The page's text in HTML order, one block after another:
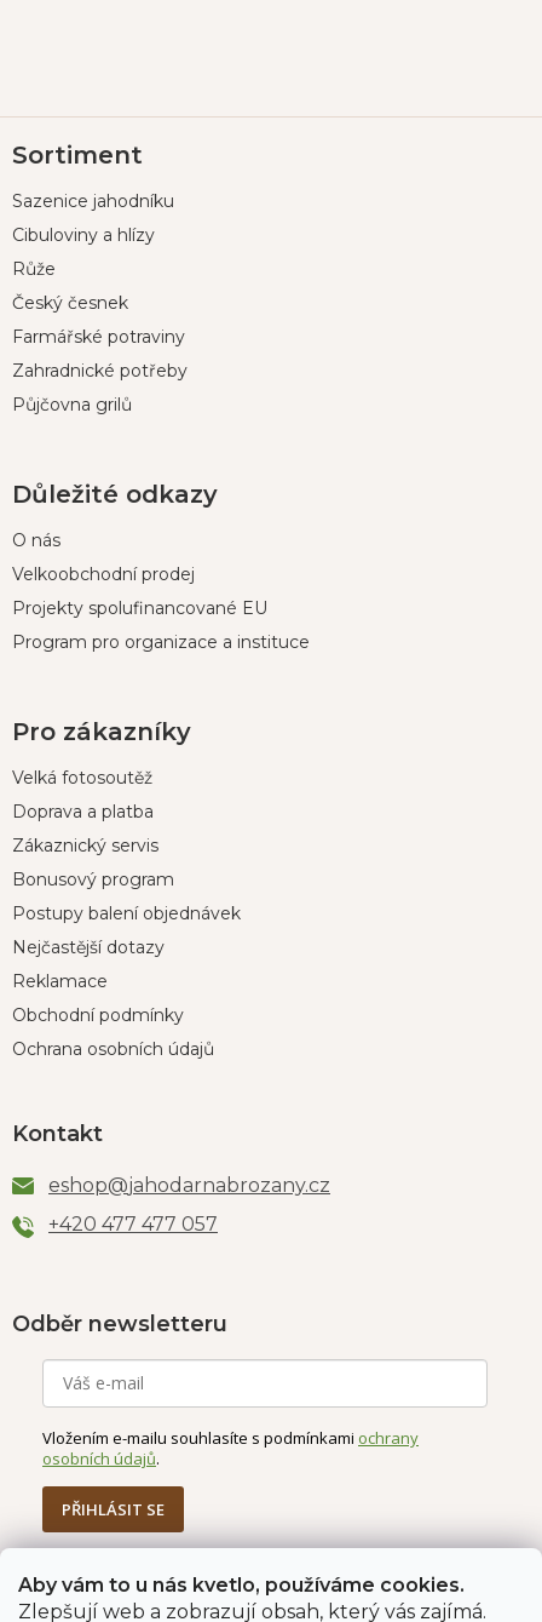
Aby vám to u nás kvetlo, používáme cookies.
Zlepšují web a zobrazují obsah, který vás zajímá.
á
a
Sortiment
Sazenice jahodníku
Cibuloviny a hlízy
Růže
Český česnek
Farmářské potraviny
Zahradnické potřeby
Půjčovna grilů
Důležité odkazy
O nás
Velkoobchodní prodej
Projekty spolufinancované EU
Program pro organizace a instituce
Pro zákazníky
Velká fotosoutěž
Doprava a platba
Zákaznický servis
Bonusový program
Postupy balení objednávek
Nejčastější dotazy
Reklamace
Obchodní podmínky
Ochrana osobních údajů
Kontakt
eshop@jahodarnabrozany.cz
+420 477 477 057
Odběr newsletteru
Vložením e-mailu souhlasíte s podmínkami ochrany
osobních údajů.
PŘIHLÁSIT SE
Jahodárna Brozany Obchodní podmínky